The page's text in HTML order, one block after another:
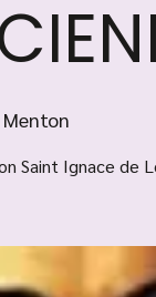
Menton
Saint Ignace de